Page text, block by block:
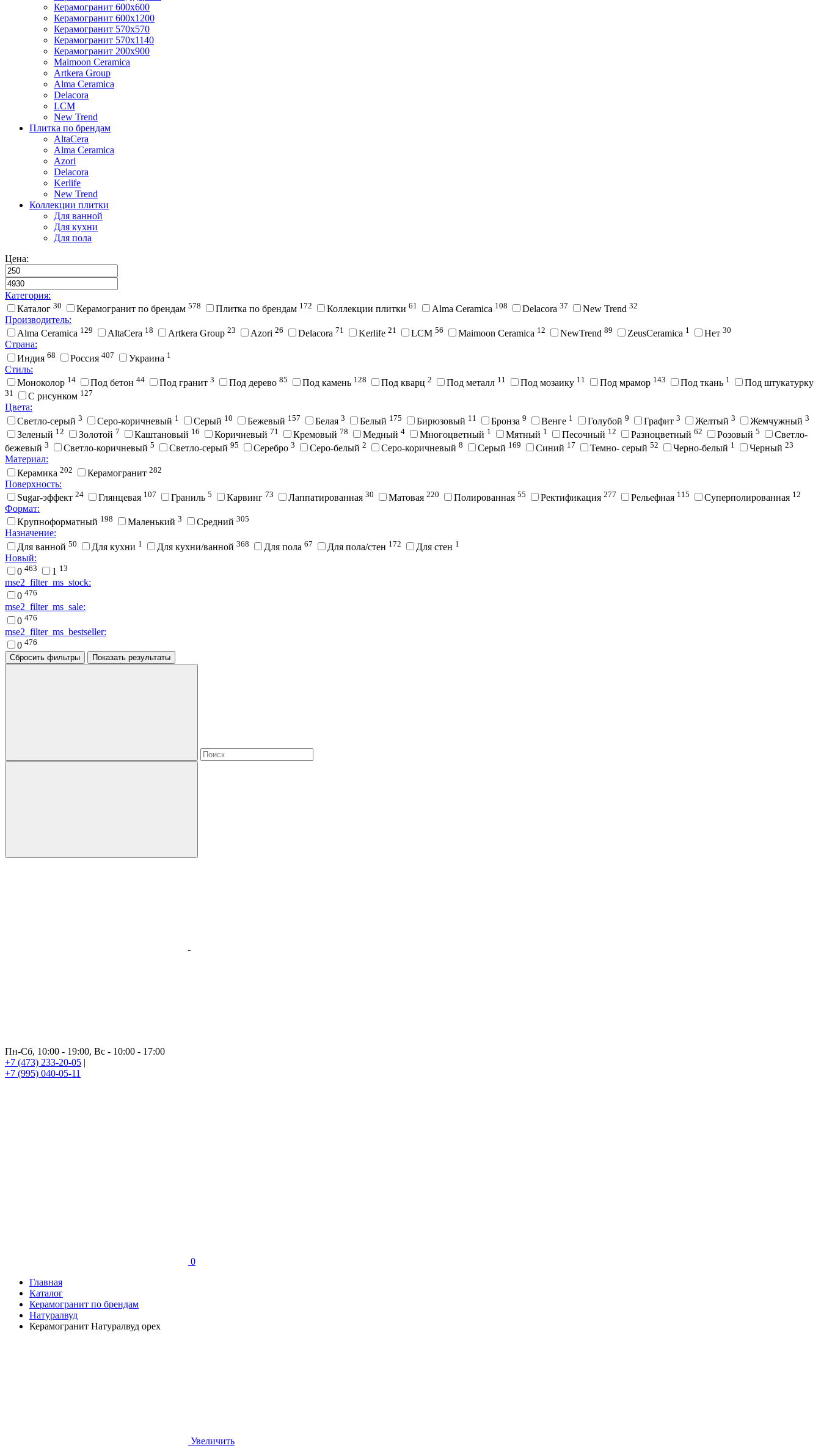
Керамогранит 600x600
Керамогранит 600x1200
Керамогранит 570x570
Керамогранит 570x1140
Керамогранит 200x900
Maimoon Ceramica
Artkera Group
Alma Ceramica
Delacora
LCM
New Trend
Плитка по брендам
AltaCera
Аlma Ceramica
Azori
Delacora
Kerlife
New Trend
Коллекции плитки
Для ванной
Для кухни
Для пола
Цена:
Категория:
Каталог 30 Керамогранит по брендам 578 Плитка по брендам 172 Коллекции плитки 61 Alma Ceramica 108 Delacora 37 New Trend 32
Производитель:
Alma Ceramica 129 AltaCera 18 Artkera Group 23 Azori 26 Delacora 71 Kerlife 21 LCM 56 Maimoon Ceramica 12 NewTrend 89 ZeusCeramica 1 Нет 30
Страна:
Индия 68 Россия 407 Украина 1
Стиль:
Моноколор 14 Под бетон 44 Под гранит 3 Под дерево 85 Под камень 128 Под кварц 2 Под металл 11 Под мозаику 11 Под мрамор 143 Под ткань 1 Под штукатурку
31 С рисунком 127
Цвета:
Cветло-серый 3 Cеро-коричневый 1 Cерый 10 Бежевый 157 Белая 3 Белый 175 Бирюзовый 11 Бронза 9 Венге 1 Голубой 9 Графит 3 Желтый 3 Жемчужный 3
Зеленый 12 Золотой 7 Каштановый 16 Коричневый 71 Кремовый 78 Медный 4 Многоцветный 1 Мятный 1 Песочный 12 Разноцветный 62 Розовый 5
Светло-
бежевый 3 Светло-коричневый 5 Светло-серый 95 Серебро 3 Серо-белый 2 Серо-коричневый 8 Серый 169 Синий 17 Темно- серый 52 Черно-белый 1 Черный 23
Материал:
Керамика 202 Керамогранит 282
Поверхность:
Sugar-эффект 24 Глянцевая 107 Граниль 5 Карвинг 73 Лаппатированная 30 Матовая 220 Полированная 55 Ректификация 277 Рельефная 115 Суперполированная 12
Формат:
Крупноформатный 198 Маленький 3 Средний 305
Назначение:
Для ванной 50 Для кухни 1 Для кухни/ванной 368 Для пола 67 Для пола/стен 172 Для стен 1
Новый:
0 463 1 13
mse2_filter_ms_stock:
0 476
mse2_filter_ms_sale:
0 476
mse2_filter_ms_bestseller:
0 476
Сбросить фильтры
Показать результаты
Пн-Сб, 10:00 - 19:00, Вс - 10:00 - 17:00
+7 (473) 233-20-05 |
+7 (995) 040-05-11
0
Главная
Каталог
Керамогранит по брендам
Натуралвуд
Керамогранит Натуралвуд орех
Увеличить